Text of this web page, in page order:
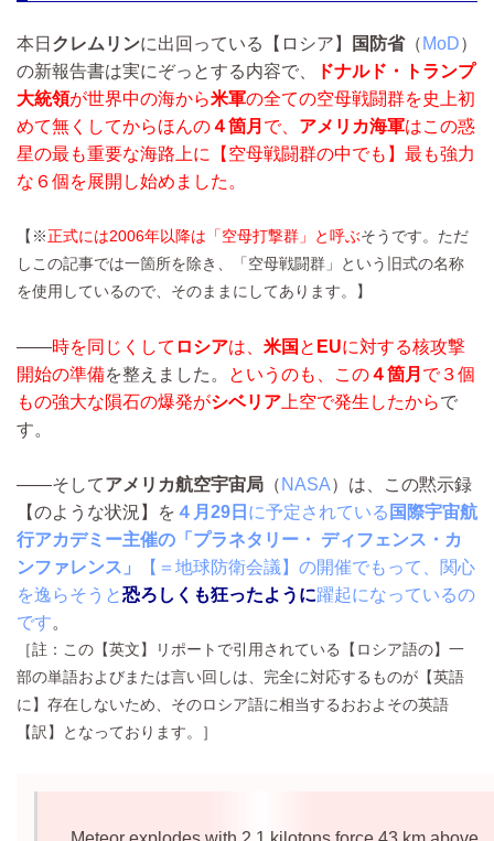
本日 クレムリンに出回っている【ロシア】 国防省（ MoD）
の新報告書は実にぞっとする内容で、
ドナルド・トランプ
大統領が世界中の海から米軍の全ての空母戦闘群を史上初
めて無くしてからほんの４箇月 で、 アメリカ海軍はこの惑
星の最も重要な海路上に【空母戦闘群の中でも】最も強力
な６個を展開し始めました 。
【※正式には2006年以降は「空母打撃群」 と呼ぶそうです。ただ
しこの記事では一箇所を除き、「空母戦闘群」という旧式の名称
を使用しているので、そのままにしてあります。】
――時を同じくして ロシアは、 米国 と EUに対する核攻撃
開始の準備を整えました。 というのも、 この４箇月 で３個
もの強大な隕石の爆発がシベリア 上空で発生したからで
す。
――そしてアメリカ航空宇宙局 （ NASA）は、この黙示録
【のような状況】を ４月29日 に予定されている 国際宇宙航
行アカデミー主催の「プラネタリー・ ディフェンス・カ
ンファレンス」
【＝地球防衛会議】の開催でもって、関心
を逸らそうと恐ろしくも狂ったように躍起になっているの
です。
［註：この【英文】リポートで引用されている【ロシア語の】一
部の単語およびまたは言い回しは、完全に対応するものが【英語
に】存在しないため、そのロシア語に相当するおおよその英語
【訳】となっております。］